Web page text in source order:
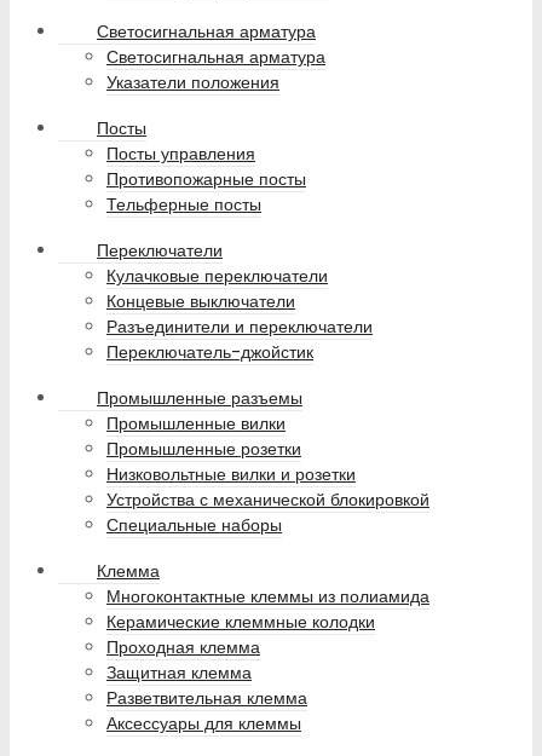
Светосигнальная арматура
Светосигнальная арматура
Указатели положения
Посты
Посты управления
Противопожарные посты
Тельферные посты
Переключатели
Кулачковые переключатели
Концевые выключатели
Разъединители и переключатели
Переключатель-джойстик
Промышленные разъемы
Промышленные вилки
Промышленные розетки
Низковольтные вилки и розетки
Устройства с механической блокировкой
Специальные наборы
Клемма
Многоконтактные клеммы из полиамида
Керамические клеммные колодки
Проходная клемма
Защитная клемма
Разветвительная клемма
Аксессуары для клеммы